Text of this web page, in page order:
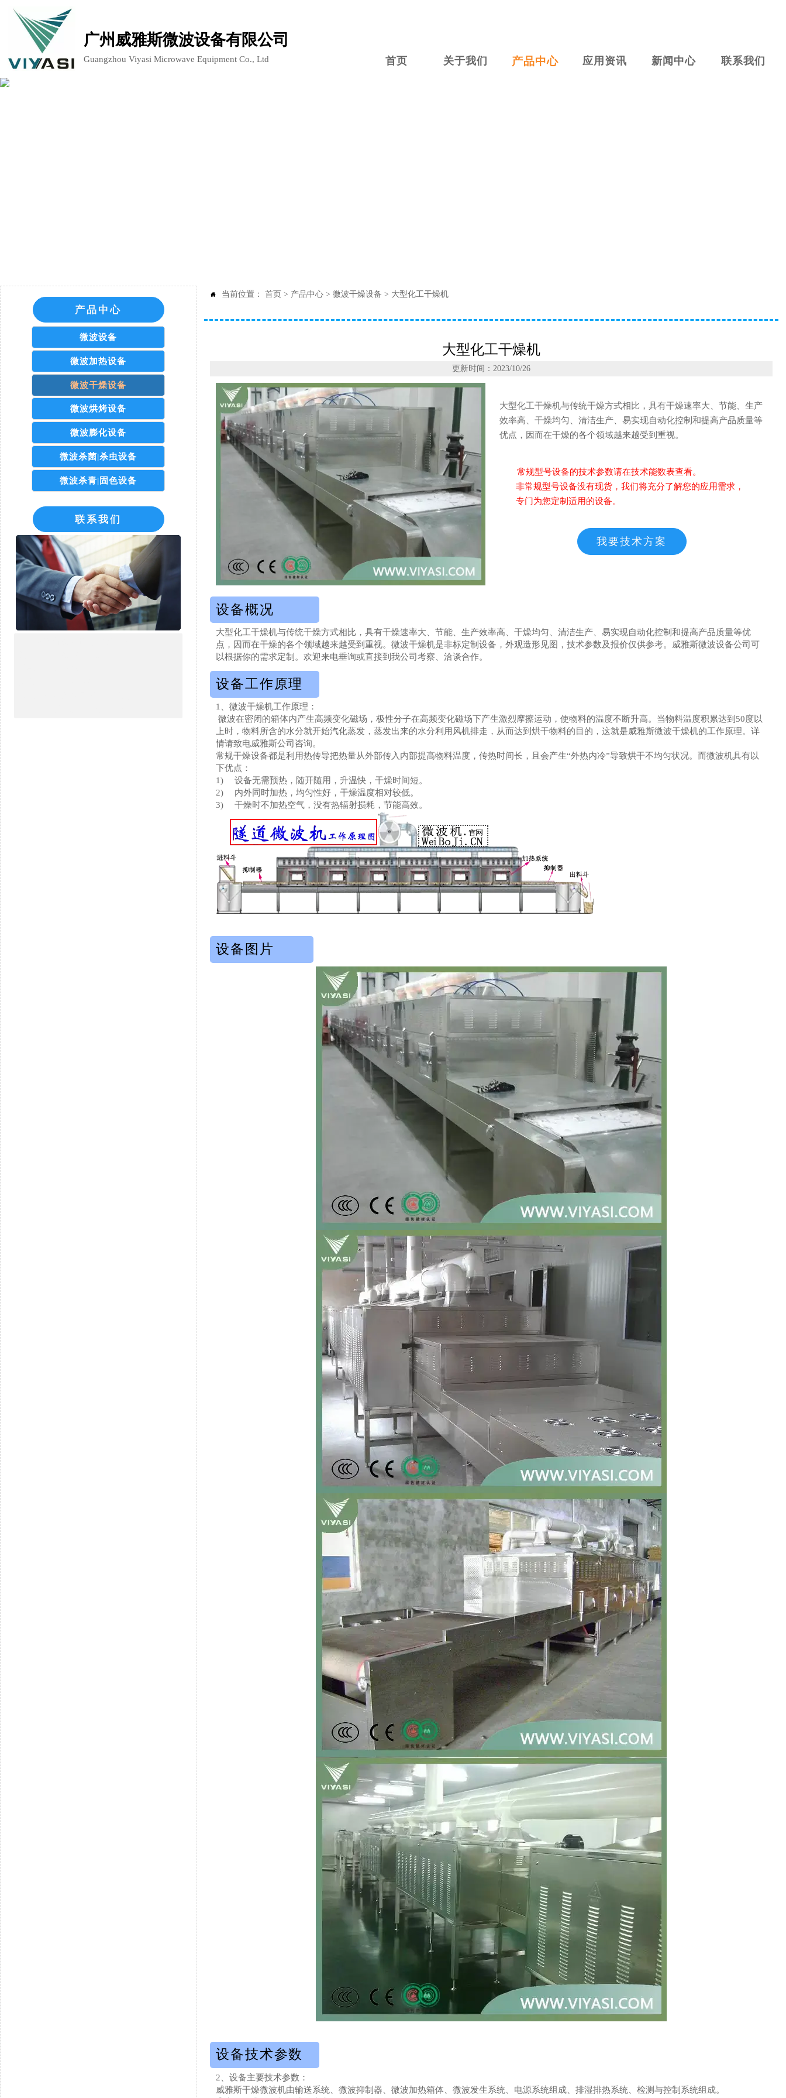
广州威雅斯微波设备有限公司
Guangzhou Viyasi Microwave Equipment Co., Ltd 首页 关于我们 产品中心 应用资讯 新闻中心 联系我们
产品中心
微波设备
微波加热设备
微波干燥设备
微波烘烤设备
微波膨化设备
微波杀菌|杀虫设备
微波杀青|固色设备
联系我们
 当前位置：首页 > 产品中心 >微波干燥设备 > 大型化工干燥机
大型化工干燥机
更新时间：2023/10/26
大型化工干燥机与传统干燥方式相比，具有干燥速率大、节能、生产
效率高、干燥均匀、清洁生产、易实现自动化控制和提高产品质量等
优点，因而在干燥的各个领域越来越受到重视。
常规型号设备的技术参数请在技术能数表查看。
非常规型号设备没有现货，我们将充分了解您的应用需求，
专门为您定制适用的设备。
我要技术方案
设备概况
大型化工干燥机与传统干燥方式相比，具有干燥速率大、节能、生产效率高、干燥均匀、清洁生产、易实现自动化控制和提高产品质量等优
点，因而在干燥的各个领域越来越受到重视。微波干燥机是非标定制设备，外观造形见图，技术参数及报价仅供参考。威雅斯微波设备公司可
以根据你的需求定制。欢迎来电垂询或直接到我公司考察、洽谈合作。
设备工作原理
1、微波干燥机工作原理：
微波在密闭的箱体内产生高频变化磁场，极性分子在高频变化磁场下产生激烈摩擦运动，使物料的温度不断升高。当物料温度积累达到50度以
上时，物料所含的水分就开始汽化蒸发，蒸发出来的水分利用风机排走，从而达到烘干物料的目的，这就是威雅斯微波干燥机的工作原理。详
情请致电威雅斯公司咨询。
常规干燥设备都是利用热传导把热量从外部传入内部提高物料温度，传热时间长，且会产生“外热内冷”导致烘干不均匀状况。而微波机具有以
下优点：
1)
设备无需预热，随开随用，升温快，干燥时间短。
2)
内外同时加热，均匀性好，干燥温度相对较低。
3)
干燥时不加热空气，没有热辐射损耗，节能高效。
设备图片
设备技术参数
2、设备主要技术参数：
威雅斯干燥微波机由输送系统、微波抑制器、微波加热箱体、微波发生系统、电源系统组成、排湿排热系统、检测与控制系统组成。